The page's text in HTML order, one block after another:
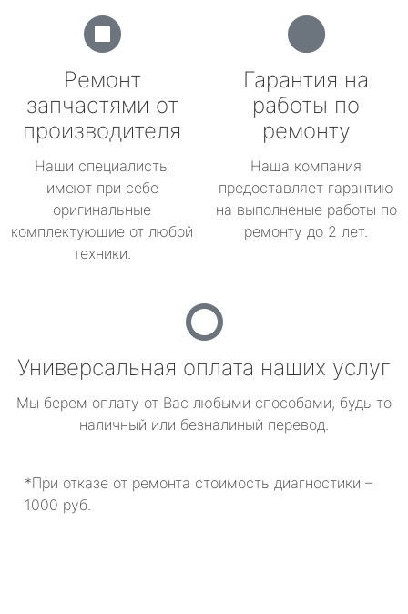
Ремонт
запчастями от
производителя
Наши специалисты
имеют при себе
оригинальные
комплектующие от любой
техники.
Гарантия на
работы по
ремонту
Наша компания
предоставляет гарантию
на выполненые работы по
ремонту до 2 лет.
Универсальная оплата наших услуг
Мы берем оплату от Вас любыми способами, будь то
наличный или безналиный перевод.
*При отказе от ремонта стоимость диагностики –
1000 руб.